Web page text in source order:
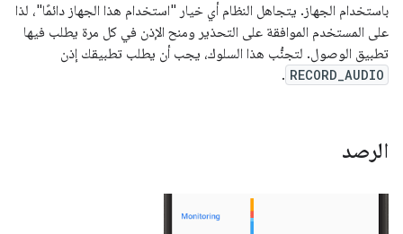
باستخدام الجهاز. يتجاهل النظام أي خيار "استخدام هذا الجهاز دائمًا"، لذا
على المستخدم الموافقة على التحذير ومنح الإذن في كل مرة يطلب فيها
تطبيق الوصول. لتجنُّب هذا السلوك، يجب أن يطلب تطبيقك إذن
RECORD_AUDIO
.
الرصد